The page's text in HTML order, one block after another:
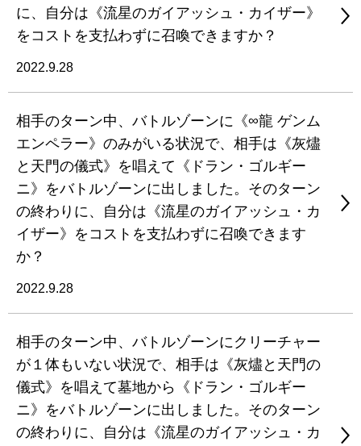
に、自分は《流星のガイアッシュ・カイザー》
をコストを支払わずに召喚できますか？
2022.9.28
相手のターン中、バトルゾーンに《∞龍 ゲンム
エンペラー》のみがいる状況で、相手は《灰燼
と天門の儀式》を唱えて《ドラン・ゴルギー
ニ》をバトルゾーンに出しました。そのターン
の終わりに、自分は《流星のガイアッシュ・カ
イザー》をコストを支払わずに召喚できます
か？
2022.9.28
相手のターン中、バトルゾーンにクリーチャー
が１体もいない状況で、相手は《灰燼と天門の
儀式》を唱えて墓地から《ドラン・ゴルギー
ニ》をバトルゾーンに出しました。そのターン
の終わりに、自分は《流星のガイアッシュ・カ